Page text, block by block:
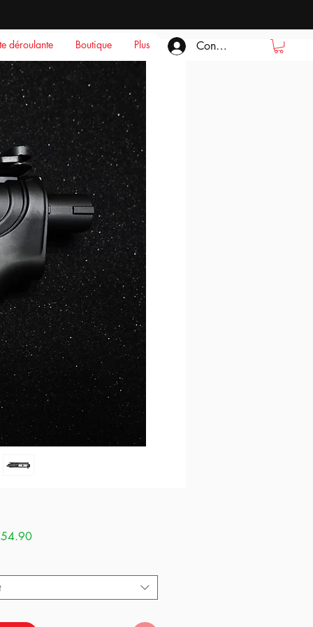
déroulante Boutique Plus Connexion
Sale